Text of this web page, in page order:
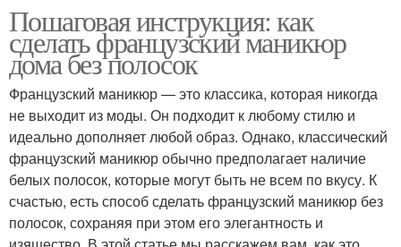
Пошаговая инструкция: как
сделать французский маникюр
дома без полосок
Французский маникюр — это классика, которая никогда
не выходит из моды. Он подходит к любому стилю и
идеально дополняет любой образ. Однако, классический
французский маникюр обычно предполагает наличие
белых полосок, которые могут быть не всем по вкусу. К
счастью, есть способ сделать французский маникюр без
полосок, сохраняя при этом его элегантность и